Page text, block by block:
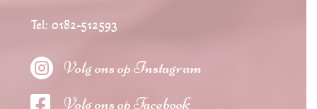
Tel: 0182-512593
 Volg ons op Instagram
 Volg ons op Facebook